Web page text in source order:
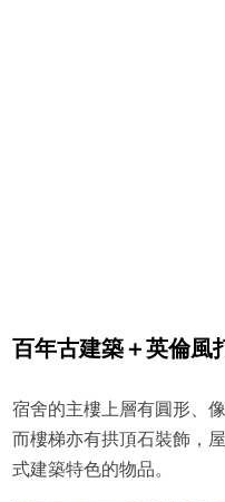
百年古建築＋英倫風
宿舍的主樓上層有圓形、
而樓梯亦有拱頂石裝飾，
式建築特色的物品。